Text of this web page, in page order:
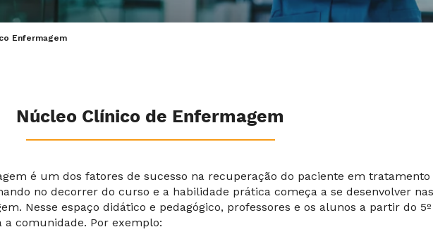
Enfermagem
Núcleo Clínico de Enfermagem
é um dos fatores de sucesso na recuperação do paciente em tratamento
no decorrer do curso e a habilidade prática começa a se desenvolver
Nesse espaço didático e pedagógico, professores e os alunos a partir do
a comunidade. Por exemplo: